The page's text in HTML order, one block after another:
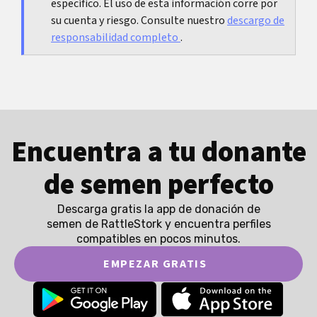
específico. El uso de esta información corre por
su cuenta y riesgo. Consulte nuestrodescargo de
responsabilidad completo.
Encuentra a tu donante
de semen perfecto
Descarga gratis la app de donación de
semen de RattleStork y encuentra perfiles
compatibles en pocos minutos.
EMPEZAR GRATIS